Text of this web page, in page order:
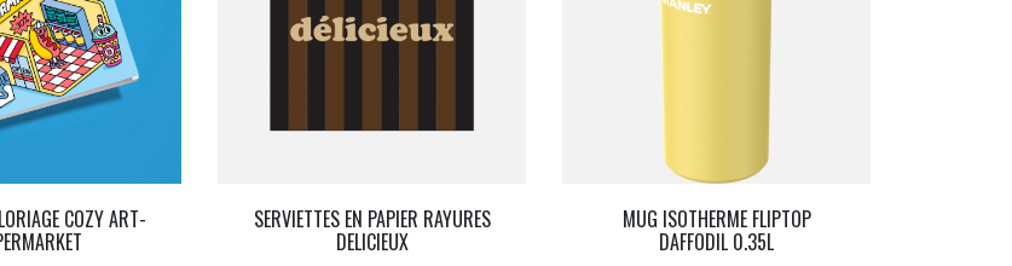
COZY ART- SERVIETTES EN PAPIER RAYURES
DELICIEUX
MUG ISOTHERME FLIPTOP
DAFFODIL 0.35L